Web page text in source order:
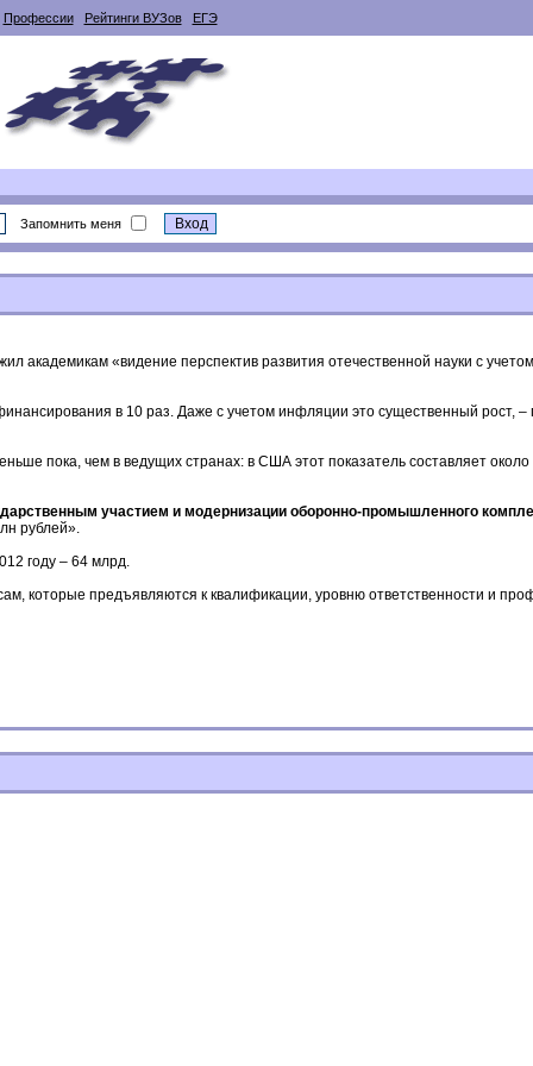
Профессии Рейтинги ВУЗов ЕГЭ
Запомнить меня
академикам «видение перспектив развития отечественной науки с
в 10 раз. Даже с учетом инфляции это существенный рост,
пока, чем в ведущих странах: в США этот показатель составляет
участием и модернизации оборонно-промышленного
рублей».
году – 64 млрд.
которые предъявляются к квалификации, уровню ответственности и